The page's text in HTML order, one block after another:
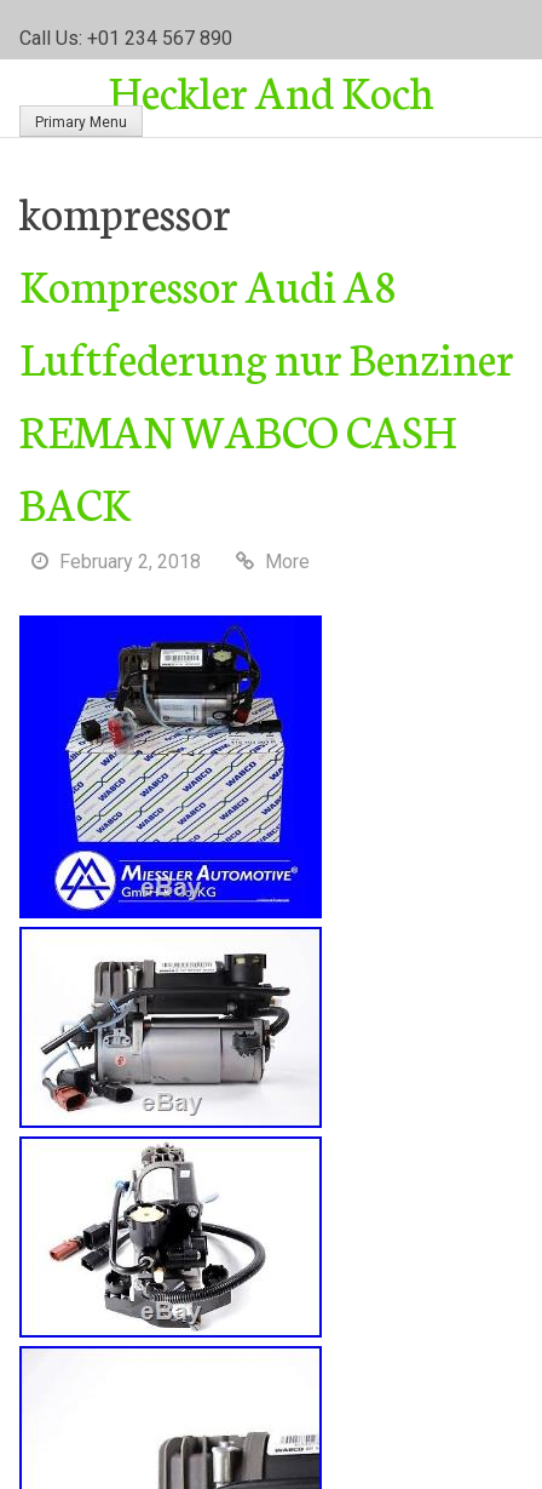
Call Us: +01 234 567 890
Heckler And Koch
Primary Menu
kompressor
Kompressor Audi A8
Luftfederung nur Benziner
REMAN WABCO CASH
BACK
February 2, 2018 More